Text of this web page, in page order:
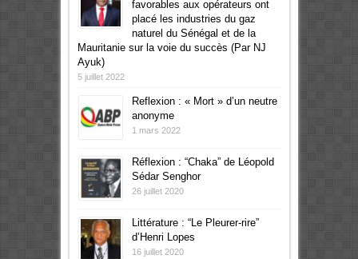
favorables aux opérateurs ont
placé les industries du gaz
naturel du Sénégal et de la
Mauritanie sur la voie du succès (Par NJ
Ayuk)
5 juillet 2022
Reflexion : « Mort » d’un neutre
anonyme
1 mars 2022
Réflexion : “Chaka” de Léopold
Sédar Senghor
26 juillet 2020
Littérature : “Le Pleurer-rire”
d’Henri Lopes
16 juillet 2020